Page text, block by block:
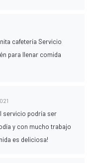
cafetería Servicio
para llenar comida
servicio podría ser
y con mucho trabajo
es deliciosa!